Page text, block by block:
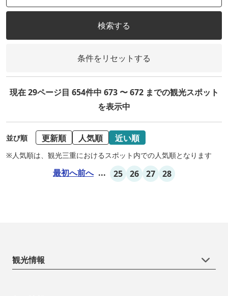
検索する
条件をリセットする
現在 29ページ目 654件中 673 〜 672 までの観光スポット
を表示中
並び順 更新順 人気順 近い順
※人気順は、観光三重におけるスポット内での人気順となります
最初へ前へ ... 25 26 27 28
観光情報